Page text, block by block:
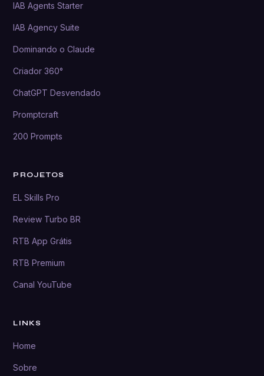
IAB Agents Starter
IAB Agency Suite
Dominando o Claude
Criador 360°
ChatGPT Desvendado
Promptcraft
200 Prompts
PROJETOS
EL Skills Pro
Review Turbo BR
RTB App Grátis
RTB Premium
Canal YouTube
LINKS
Home
Sobre